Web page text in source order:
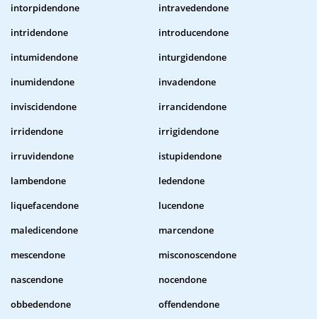
intorpidendone
intravedendone
intridendone
introducendone
intumidendone
inturgidendone
inumidendone
invadendone
inviscidendone
irrancidendone
irridendone
irrigidendone
irruvidendone
istupidendone
lambendone
ledendone
liquefacendone
lucendone
maledicendone
marcendone
mescendone
misconoscendone
nascendone
nocendone
obbedendone
offendendone